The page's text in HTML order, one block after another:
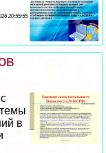
20:55:55
в